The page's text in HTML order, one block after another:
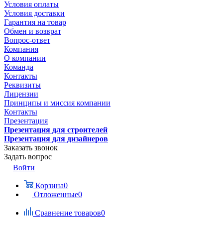
Условия оплаты
Условия доставки
Гарантия на товар
Обмен и возврат
Вопрос-ответ
Компания
О компании
Команда
Контакты
Реквизиты
Лицензии
Принципы и миссия компании
Контакты
Презентация
Презентация для строителей
Презентация для дизайнеров
Заказать звонок
Задать вопрос
Войти
Корзина0
Отложенные0
Сравнение товаров0